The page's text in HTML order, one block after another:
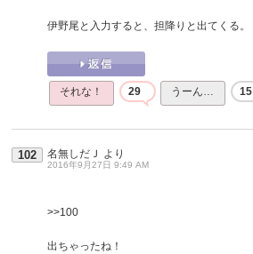
伊野尾と入力すると、担降りと出てくる。
それな！ 29 うーん… 15
102 名無しだＪ より
2016年9月27日 9:49 AM
>>100
出ちゃったね！